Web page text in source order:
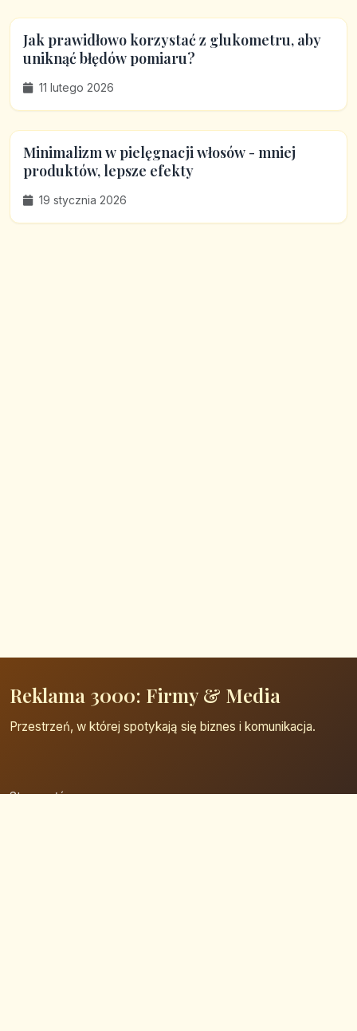
Jak prawidłowo korzystać z glukometru, aby
uniknąć błędów pomiaru?
11 lutego 2026
Minimalizm w pielęgnacji włosów - mniej
produktów, lepsze efekty
19 stycznia 2026
Reklama 3000: Firmy & Media
Przestrzeń, w której spotykają się biznes i komunikacja.
Strona główna